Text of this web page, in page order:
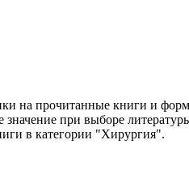
на прочитанные книги и
при выборе
в категории "Хирургия".